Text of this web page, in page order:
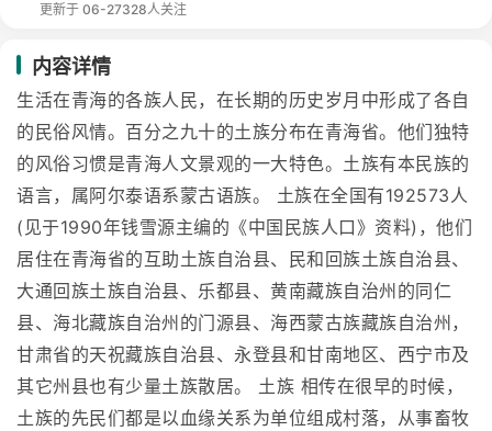
更新于 06-27328人关注
内容详情
生活在青海的各族人民，在长期的历史岁月中形成了各自
的民俗风情。百分之九十的土族分布在青海省。他们独特
的风俗习惯是青海人文景观的一大特色。土族有本民族的
语言，属阿尔泰语系蒙古语族。 土族在全国有192573人
(见于1990年钱雪源主编的《中国民族人口》资料)，他们
居住在青海省的互助土族自治县、民和回族土族自治县、
大通回族土族自治县、乐都县、黄南藏族自治州的同仁
县、海北藏族自治州的门源县、海西蒙古族藏族自治州，
甘肃省的天祝藏族自治县、永登县和甘南地区、西宁市及
其它州县也有少量土族散居。 土族 相传在很早的时候，
土族的先民们都是以血缘关系为单位组成村落，从事畜牧